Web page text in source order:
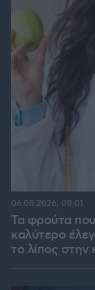
Τα φρούτα που
καλύτερο
το λίπος στην
06.08.2026, 08:01